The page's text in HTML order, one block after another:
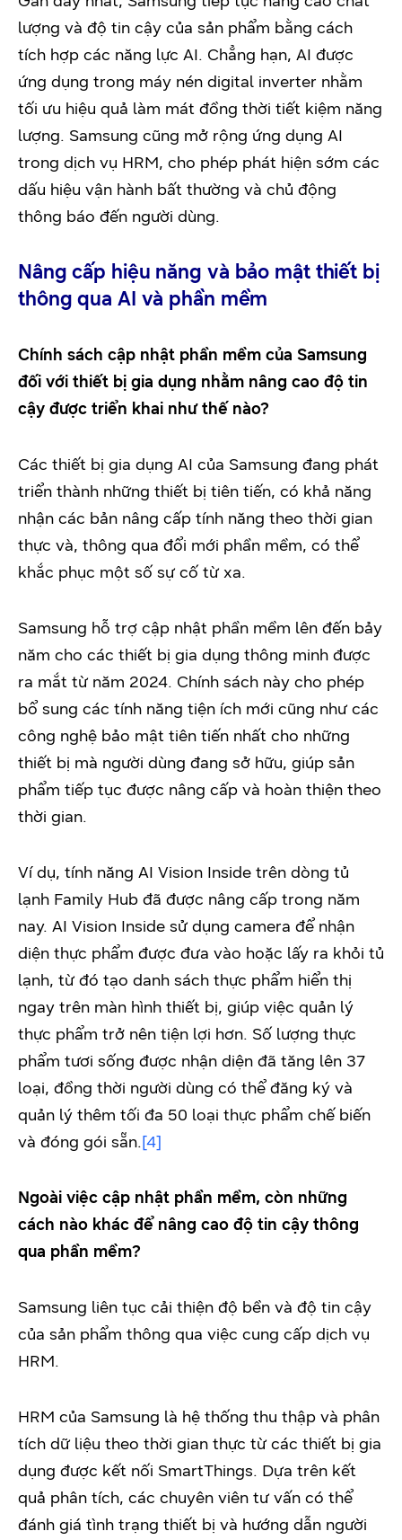
lượng và độ tin cậy của sản phẩm bằng cách
tích hợp các năng lực AI. Chẳng hạn, AI được
ứng dụng trong máy nén digital inverter nhằm
tối ưu hiệu quả làm mát đồng thời tiết kiệm năng
lượng. Samsung cũng mở rộng ứng dụng AI
trong dịch vụ HRM, cho phép phát hiện sớm các
dấu hiệu vận hành bất thường và chủ động
thông báo đến người dùng.
Nâng cấp hiệu năng và bảo mật thiết bị
thông qua AI và phần mềm
Chính sách cập nhật phần mềm của Samsung
đối với thiết bị gia dụng nhằm nâng cao độ tin
cậy được triển khai như thế nào?
Các thiết bị gia dụng AI của Samsung đang phát
triển thành những thiết bị tiên tiến, có khả năng
nhận các bản nâng cấp tính năng theo thời gian
thực và, thông qua đổi mới phần mềm, có thể
khắc phục một số sự cố từ xa.
Samsung hỗ trợ cập nhật phần mềm lên đến bảy
năm cho các thiết bị gia dụng thông minh được
ra mắt từ năm 2024. Chính sách này cho phép
bổ sung các tính năng tiện ích mới cũng như các
công nghệ bảo mật tiên tiến nhất cho những
thiết bị mà người dùng đang sở hữu, giúp sản
phẩm tiếp tục được nâng cấp và hoàn thiện theo
thời gian.
Ví dụ, tính năng AI Vision Inside trên dòng tủ
lạnh Family Hub đã được nâng cấp trong năm
nay. AI Vision Inside sử dụng camera để nhận
diện thực phẩm được đưa vào hoặc lấy ra khỏi tủ
lạnh, từ đó tạo danh sách thực phẩm hiển thị
ngay trên màn hình thiết bị, giúp việc quản lý
thực phẩm trở nên tiện lợi hơn. Số lượng thực
phẩm tươi sống được nhận diện đã tăng lên 37
loại, đồng thời người dùng có thể đăng ký và
quản lý thêm tối đa 50 loại thực phẩm chế biến
và đóng gói sẵn.[4]
Ngoài việc cập nhật phần mềm, còn những
cách nào khác để nâng cao độ tin cậy thông
qua phần mềm?
Samsung liên tục cải thiện độ bền và độ tin cậy
của sản phẩm thông qua việc cung cấp dịch vụ
HRM.
HRM của Samsung là hệ thống thu thập và phân
tích dữ liệu theo thời gian thực từ các thiết bị gia
dụng được kết nối SmartThings. Dựa trên kết
quả phân tích, các chuyên viên tư vấn có thể
đánh giá tình trạng thiết bị và hướng dẫn người